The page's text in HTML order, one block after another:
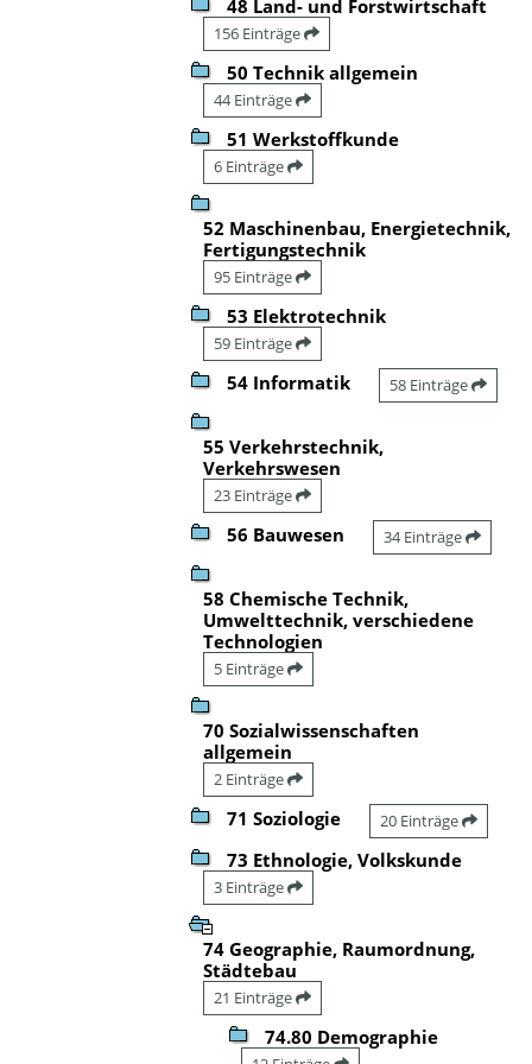
48 Land- und Forstwirtschaft
156 Einträge
50 Technik allgemein
44 Einträge
51 Werkstoffkunde
6 Einträge
52 Maschinenbau, Energietechnik,
Fertigungstechnik
95 Einträge
53 Elektrotechnik
59 Einträge
54 Informatik 58 Einträge
55 Verkehrstechnik,
Verkehrswesen
23 Einträge
56 Bauwesen 34 Einträge
58 Chemische Technik,
Umwelttechnik, verschiedene
Technologien
5 Einträge
70 Sozialwissenschaften
allgemein
2 Einträge
71 Soziologie 20 Einträge
73 Ethnologie, Volkskunde
3 Einträge
74 Geographie, Raumordnung,
Städtebau
21 Einträge
74.80 Demographie